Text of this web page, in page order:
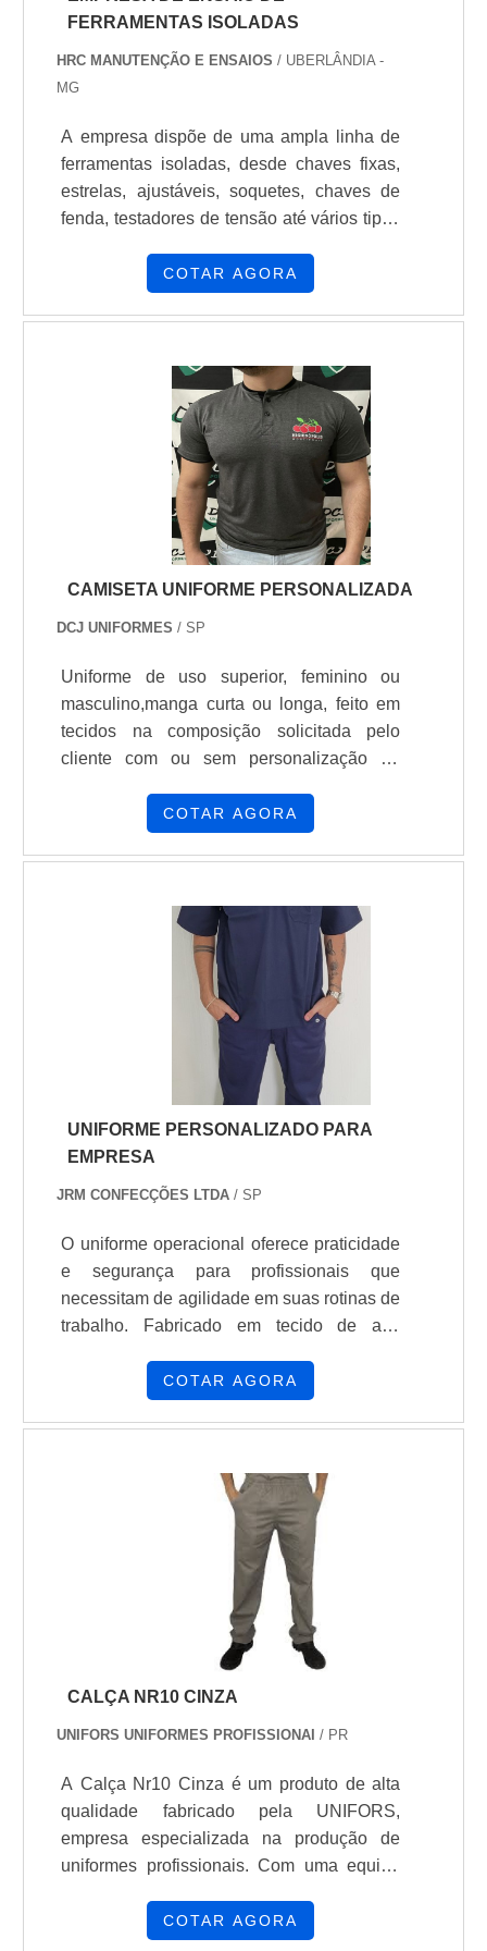
FERRAMENTAS ISOLADAS
HRC MANUTENÇÃO E ENSAIOS / UBERLÂNDIA -
MG
A empresa dispõe de uma ampla linha de
ferramentas isoladas, desde chaves fixas,
estrelas, ajustáveis, soquetes, chaves de
fenda, testadores de tensão até vários tipos
ferramentas são utilizadas por profissionais
energizadas. É realizado pela empresa de
inspeção seguindo as normas e regras:
Ensaio de aderência; Ensaio de impacto;
Ensaio de inflamabilidade; Ensaio de
pressão/penetração; Ensaio d.
COTAR AGORA
CAMISETA UNIFORME PERSONALIZADA
DCJ UNIFORMES / SP
Uniforme de uso superior, feminino ou
masculino,manga curta ou longa, feito em
tecidos na composição solicitada pelo
cliente com ou sem personalização da
COTAR AGORA
UNIFORME PERSONALIZADO PARA
EMPRESA
JRM CONFECÇÕES LTDA / SP
O uniforme operacional oferece praticidade
e segurança para profissionais que
necessitam de agilidade em suas rotinas de
trabalho. Fabricado em tecido de alta
proteção UV, esse modelo combina
COTAR AGORA
CALÇA NR10 CINZA
UNIFORS UNIFORMES PROFISSIONAI / PR
A Calça Nr10 Cinza é um produto de alta
qualidade fabricado pela UNIFORS,
empresa especializada na produção de
uniformes profissionais. Com uma equipe
mais de quinze anos de experiência no
COTAR AGORA